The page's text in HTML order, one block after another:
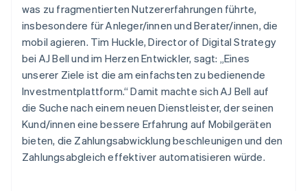
was zu fragmentierten Nutzererfahrungen führte,
insbesondere für Anleger/innen und Berater/innen, die
mobil agieren. Tim Huckle, Director of Digital Strategy
bei AJ Bell und im Herzen Entwickler, sagt: „Eines
unserer Ziele ist die am einfachsten zu bedienende
Investmentplattform.“ Damit machte sich AJ Bell auf
die Suche nach einem neuen Dienstleister, der seinen
Kund/innen eine bessere Erfahrung auf Mobilgeräten
bieten, die Zahlungsabwicklung beschleunigen und den
Zahlungsabgleich effektiver automatisieren würde.